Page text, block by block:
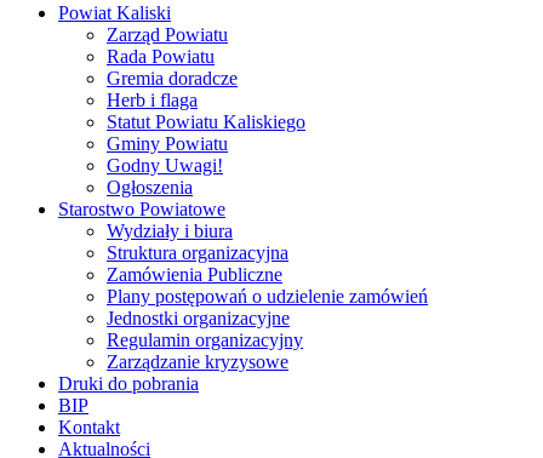
Powiat Kaliski
Zarząd Powiatu
Rada Powiatu
Gremia doradcze
Herb i flaga
Statut Powiatu Kaliskiego
Gminy Powiatu
Godny Uwagi!
Ogłoszenia
Starostwo Powiatowe
Wydziały i biura
Struktura organizacyjna
Zamówienia Publiczne
Plany postępowań o udzielenie zamówień
Jednostki organizacyjne
Regulamin organizacyjny
Zarządzanie kryzysowe
Druki do pobrania
BIP
Kontakt
Aktualności